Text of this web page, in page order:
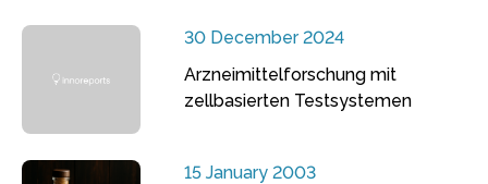
30 December 2024
Arzneimittelforschung mit
zellbasierten Testsystemen
15 January 2003